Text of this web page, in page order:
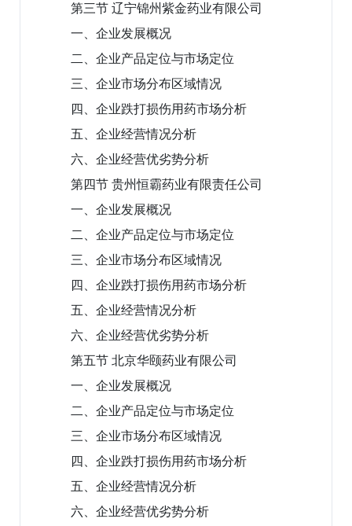
第三节 辽宁锦州紫金药业有限公司
一、企业发展概况
二、企业产品定位与市场定位
三、企业市场分布区域情况
四、企业跌打损伤用药市场分析
五、企业经营情况分析
六、企业经营优劣势分析
第四节 贵州恒霸药业有限责任公司
一、企业发展概况
二、企业产品定位与市场定位
三、企业市场分布区域情况
四、企业跌打损伤用药市场分析
五、企业经营情况分析
六、企业经营优劣势分析
第五节 北京华颐药业有限公司
一、企业发展概况
二、企业产品定位与市场定位
三、企业市场分布区域情况
四、企业跌打损伤用药市场分析
五、企业经营情况分析
六、企业经营优劣势分析